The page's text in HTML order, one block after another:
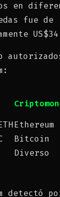
en
fue de
Ethereum
Bitcoin
Diverso
detectó